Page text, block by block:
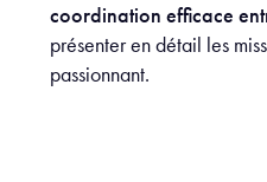
coordination efficace
présenter en détail les
passionnant.